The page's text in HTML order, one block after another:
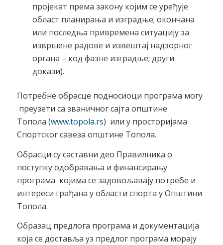
пројекат према закону којим се уређује
област планирања и изградње; окончана
или последња привремена ситуацију за
извршене радове и извештај надзорног
органа – код фазне изградње; други
докази).
Потребне обраcце подносиоци програма могу
преузети са званичног сајта општине
Топола (www.topola.rs) или у просторијама
Спортског савеза општине Топола.
Обрасци су саставни део Правилника о
поступку одобравања и финансирању
програма којима се задовољавају потребе и
интереси грађана у области спорта у Општини
Топола.
Образац предлога програма и документација
која се доставља уз предлог програма морају